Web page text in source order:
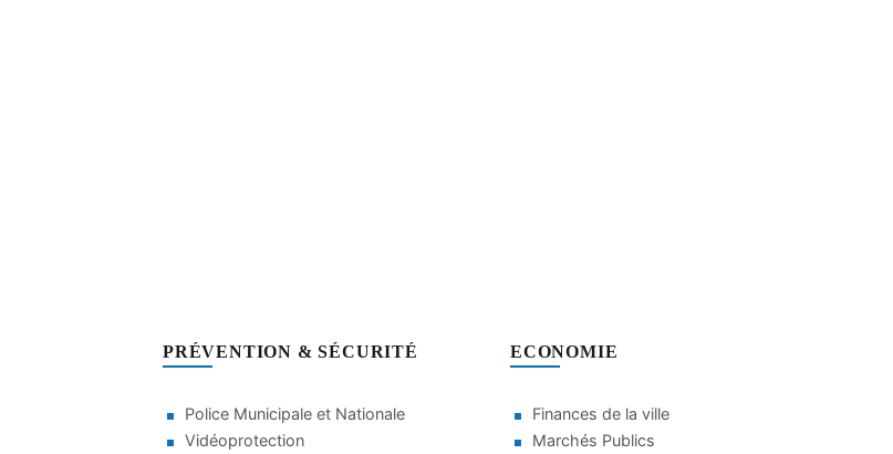
PRÉVENTION & SÉCURITÉ
Police Municipale et Nationale
Vidéoprotection
ECONOMIE
Finances de la ville
Marchés Publics